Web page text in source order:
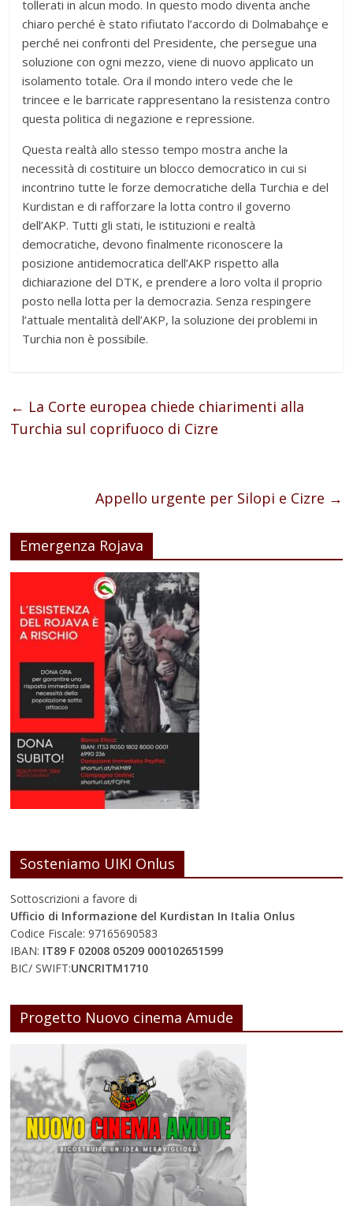
tollerati in alcun modo. In questo modo diventa anche
chiaro perché è stato rifiutato l’accordo di Dolmabahçe e
perché nei confronti del Presidente, che persegue una
soluzione con ogni mezzo, viene di nuovo applicato un
isolamento totale. Ora il mondo intero vede che le
trincee e le barricate rappresentano la resistenza contro
questa politica di negazione e repressione.
Questa realtà allo stesso tempo mostra anche la
necessità di costituire un blocco democratico in cui si
incontrino tutte le forze democratiche della Turchia e del
Kurdistan e di rafforzare la lotta contro il governo
dell’AKP. Tutti gli stati, le istituzioni e realtà
democratiche, devono finalmente riconoscere la
posizione antidemocratica dell’AKP rispetto alla
dichiarazione del DTK, e prendere a loro volta il proprio
posto nella lotta per la democrazia. Senza respingere
l’attuale mentalità dell’AKP, la soluzione dei problemi in
Turchia non è possibile.
← La Corte europea chiede chiarimenti alla
Turchia sul coprifuoco di Cizre
Appello urgente per Silopi e Cizre →
Emergenza Rojava
Sosteniamo UIKI Onlus
Sottoscrizioni a favore di
Ufficio di Informazione del Kurdistan In Italia Onlus
Codice Fiscale: 97165690583
IBAN: IT89 F 02008 05209 000102651599
BIC/ SWIFT:UNCRITM1710
Progetto Nuovo cinema Amude